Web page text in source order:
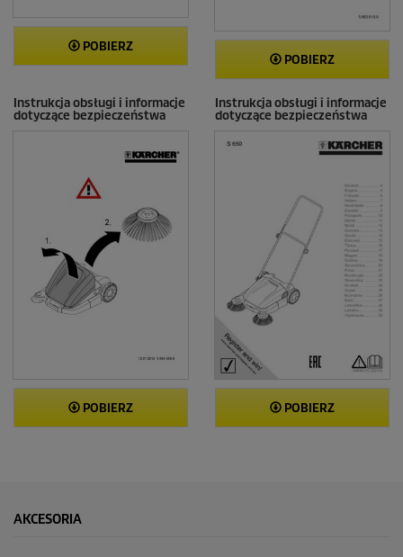
POBIERZ
POBIERZ
Instrukcja obsługi i informacje
dotyczące bezpieczeństwa
POBIERZ
Instrukcja obsługi i informacje
dotyczące bezpieczeństwa
POBIERZ
AKCESORIA